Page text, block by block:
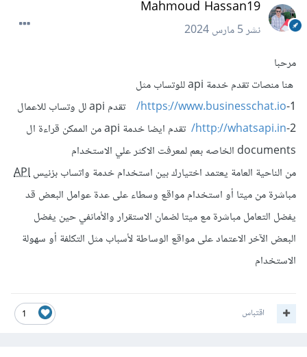
Mahmoud Hassan19
نشر5 مارس 2024
مرحبا
هنا منصات تقدم خدمة api للوتساب مثل
1-
https://www.businesschat.io/
تقدم api لل وتساب للاعمال
2-
http://whatsapi.in/
تقدم ايضا خدمة api من الممكن قراءة ال
documents الخاصه بعم لمعرفت الاكثر علي الاستخدام
من الناحية العامة يعتمد اختيارك بين استخدام خدمة واتساب بزنيسAPI
مباشرة من ميتا أو استخدام مواقع وسطاء على عدة عوامل البعض قد
يفضل التعامل مباشرة مع ميتا لضمان الاستقرار والأمانفي حين يفضل
البعض الآخر الاعتماد على مواقع الوساطة لأسباب مثل التكلفة أو سهولة
الاستخدام
1 اقتباس